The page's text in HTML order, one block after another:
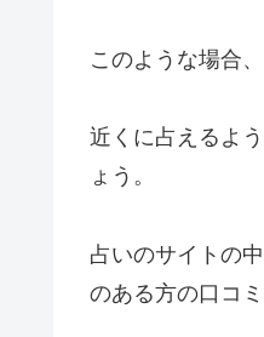
このような場合
近くに占えるよ
ょう。
占いのサイトの
のある方の口コ